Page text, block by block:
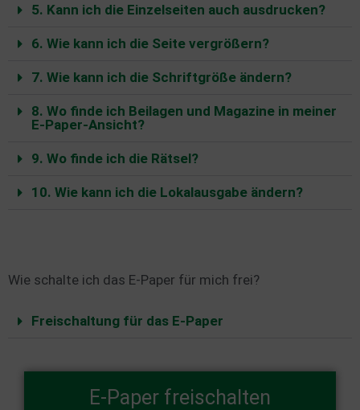
5. Kann ich die Einzelseiten auch ausdrucken?
6. Wie kann ich die Seite vergrößern?
7. Wie kann ich die Schriftgröße ändern?
8. Wo finde ich Beilagen und Magazine in meiner
E-Paper-Ansicht?
9. Wo finde ich die Rätsel?
10. Wie kann ich die Lokalausgabe ändern?
Wie schalte ich das E-Paper für mich frei?
Freischaltung für das E-Paper
E-Paper freischalten